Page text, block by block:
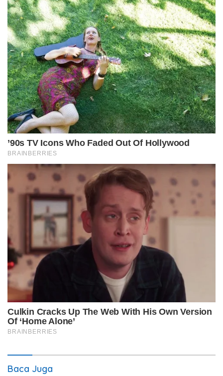
Baca Juga